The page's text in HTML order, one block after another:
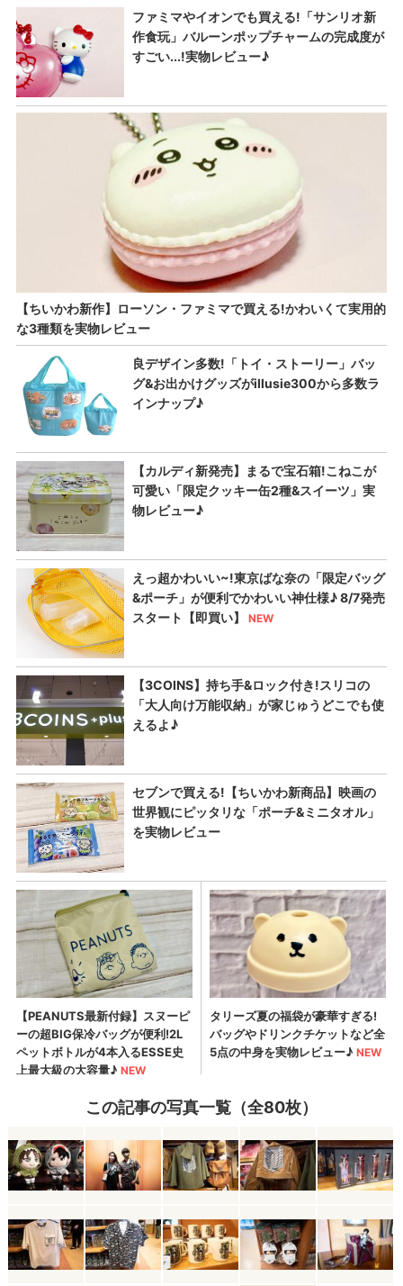
この記事の写真一覧（全80枚）